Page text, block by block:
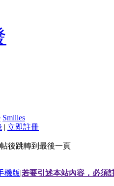
Smilies
| 立即註冊
後跳轉到最後一頁
機版|若要引述本站內容，必須